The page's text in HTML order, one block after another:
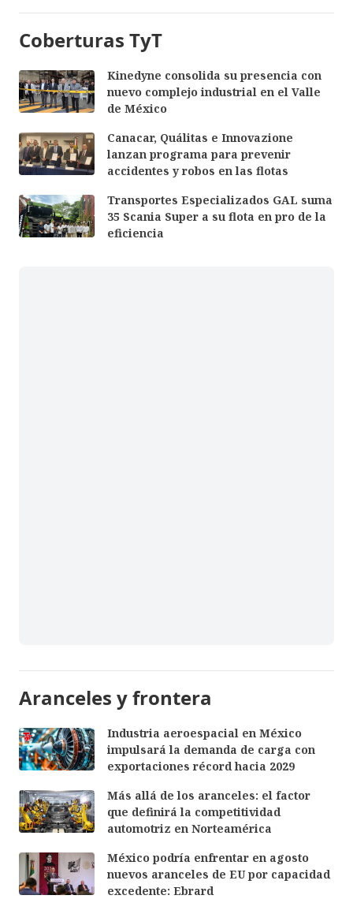
Coberturas TyT
Kinedyne consolida su presencia con
nuevo complejo industrial en el Valle
de México
Canacar, Quálitas e Innovazione
lanzan programa para prevenir
accidentes y robos en las flotas
Transportes Especializados GAL suma
35 Scania Super a su flota en pro de la
eficiencia
Aranceles y frontera
Industria aeroespacial en México
impulsará la demanda de carga con
exportaciones récord hacia 2029
Más allá de los aranceles: el factor
que definirá la competitividad
automotriz en Norteamérica
México podría enfrentar en agosto
nuevos aranceles de EU por capacidad
excedente: Ebrard